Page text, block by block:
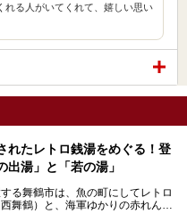
れる人がいてくれて、嬉しい思い
れたレトロ銭湯をめぐる！登
出湯」と「若の湯」
る舞鶴市は、魚の町にしてレトロ
舞鶴）と、海軍ゆかりの赤れんが